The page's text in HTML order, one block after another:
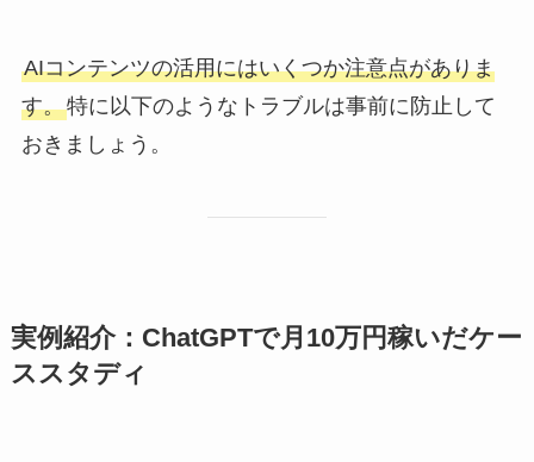
AIコンテンツの活用にはいくつか注意点がありま
す。特に以下のようなトラブルは事前に防止して
おきましょう。
実例紹介：ChatGPTで月10万円稼いだケー
ススタディ